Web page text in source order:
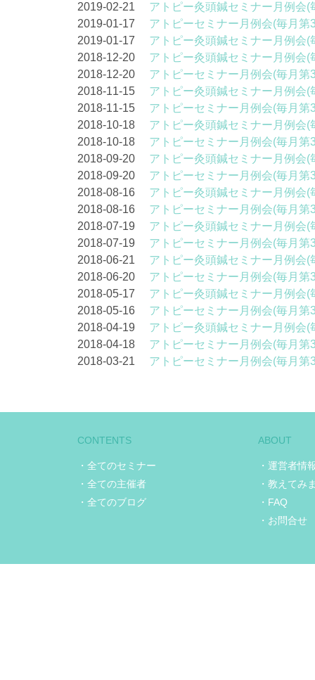
2019-02-21 アトピー灸頭鍼セミナー月例会(
2019-01-17 アトピーセミナー月例会(毎月第
2019-01-17 アトピー灸頭鍼セミナー月例会(
2018-12-20 アトピー灸頭鍼セミナー月例会(
2018-12-20 アトピーセミナー月例会(毎月第
2018-11-15 アトピー灸頭鍼セミナー月例会(
2018-11-15 アトピーセミナー月例会(毎月第
2018-10-18 アトピー灸頭鍼セミナー月例会(
2018-10-18 アトピーセミナー月例会(毎月第
2018-09-20 アトピー灸頭鍼セミナー月例会(
2018-09-20 アトピーセミナー月例会(毎月第
2018-08-16 アトピー灸頭鍼セミナー月例会(
2018-08-16 アトピーセミナー月例会(毎月第
2018-07-19 アトピー灸頭鍼セミナー月例会(
2018-07-19 アトピーセミナー月例会(毎月第
2018-06-21 アトピー灸頭鍼セミナー月例会(
2018-06-20 アトピーセミナー月例会(毎月第
2018-05-17 アトピー灸頭鍼セミナー月例会(
2018-05-16 アトピーセミナー月例会(毎月第
2018-04-19 アトピー灸頭鍼セミナー月例会(
2018-04-18 アトピーセミナー月例会(毎月第
2018-03-21 アトピーセミナー月例会(毎月第
CONTENTS
・全てのセミナー
・全ての主催者
・全てのブログ
ABOUT
・運営者情
・教えてみ
・FAQ
・お問合せ